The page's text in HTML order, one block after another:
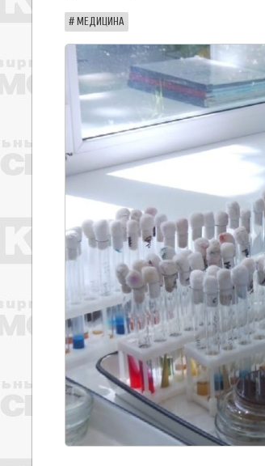
МЕДИЦИНА